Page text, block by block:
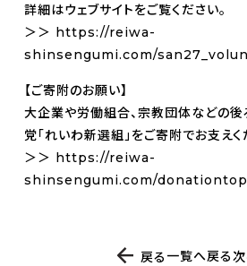
詳細はウェブサイトをご覧ください。
＞＞ https://reiwa-
shinsengumi.com/
【ご寄附のお願い】
大企業や労働組合、宗教団体などの後
党「れいわ新選組」をご寄附でお支えく
＞＞ https://reiwa-
shinsengumi.com/
戻る 一覧へ戻る